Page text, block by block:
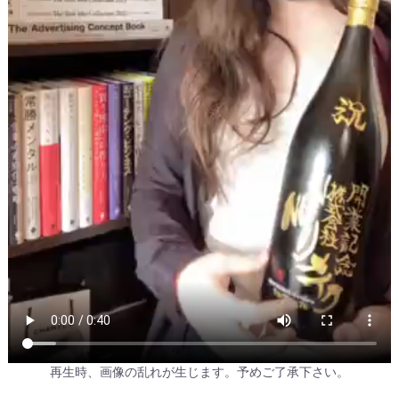
再生時、画像の乱れが生じます。予めご了承下さい。